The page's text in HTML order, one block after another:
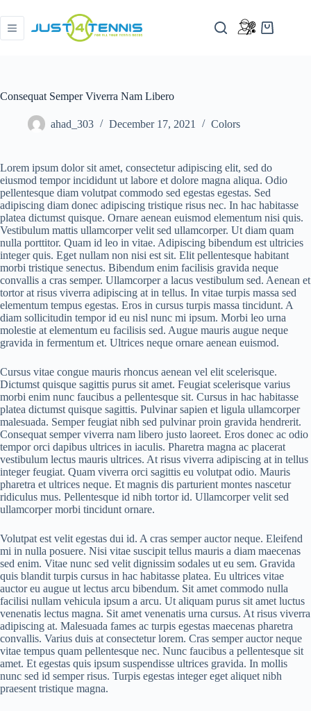
Consequat Semper Viverra Nam Libero
ahad_303 December 17, 2021 Colors
Lorem ipsum dolor sit amet, consectetur adipiscing elit, sed do
eiusmod tempor incididunt ut labore et dolore magna aliqua. Odio
pellentesque diam volutpat commodo sed egestas egestas. Sed
adipiscing diam donec adipiscing tristique risus nec. In hac habitasse
platea dictumst quisque. Ornare aenean euismod elementum nisi quis.
Vestibulum mattis ullamcorper velit sed ullamcorper. Ut diam quam
nulla porttitor. Quam id leo in vitae. Adipiscing bibendum est ultricies
integer quis. Eget nullam non nisi est sit. Elit pellentesque habitant
morbi tristique senectus. Bibendum enim facilisis gravida neque
convallis a cras semper. Ullamcorper a lacus vestibulum sed. Aenean et
tortor at risus viverra adipiscing at in tellus. In vitae turpis massa sed
elementum tempus egestas. Eros in cursus turpis massa tincidunt. A
diam sollicitudin tempor id eu nisl nunc mi ipsum. Morbi leo urna
molestie at elementum eu facilisis sed. Augue mauris augue neque
gravida in fermentum et. Ultrices neque ornare aenean euismod.
Cursus vitae congue mauris rhoncus aenean vel elit scelerisque.
Dictumst quisque sagittis purus sit amet. Feugiat scelerisque varius
morbi enim nunc faucibus a pellentesque sit. Cursus in hac habitasse
platea dictumst quisque sagittis. Pulvinar sapien et ligula ullamcorper
malesuada. Semper feugiat nibh sed pulvinar proin gravida hendrerit.
Consequat semper viverra nam libero justo laoreet. Eros donec ac odio
tempor orci dapibus ultrices in iaculis. Pharetra magna ac placerat
vestibulum lectus mauris ultrices. At risus viverra adipiscing at in tellus
integer feugiat. Quam viverra orci sagittis eu volutpat odio. Mauris
pharetra et ultrices neque. Et magnis dis parturient montes nascetur
ridiculus mus. Pellentesque id nibh tortor id. Ullamcorper velit sed
ullamcorper morbi tincidunt ornare.
Volutpat est velit egestas dui id. A cras semper auctor neque. Eleifend
mi in nulla posuere. Nisi vitae suscipit tellus mauris a diam maecenas
sed enim. Vitae nunc sed velit dignissim sodales ut eu sem. Gravida
quis blandit turpis cursus in hac habitasse platea. Eu ultrices vitae
auctor eu augue ut lectus arcu bibendum. Sit amet commodo nulla
facilisi nullam vehicula ipsum a arcu. Ut aliquam purus sit amet luctus
venenatis lectus magna. Sit amet venenatis urna cursus. At risus viverra
adipiscing at. Malesuada fames ac turpis egestas maecenas pharetra
convallis. Varius duis at consectetur lorem. Cras semper auctor neque
vitae tempus quam pellentesque nec. Nunc faucibus a pellentesque sit
amet. Et egestas quis ipsum suspendisse ultrices gravida. In mollis
nunc sed id semper risus. Turpis egestas integer eget aliquet nibh
praesent tristique magna.